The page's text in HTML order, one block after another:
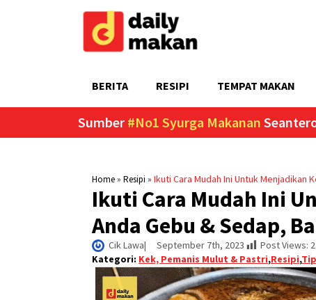
BERITA RESIPI TEMPAT MAKAN
Sumber #No1 Syurga Makanan
Home» Resipi » Ikuti Cara Mudah Ini Untuk Menjadikan
Ikuti Cara Mudah Ini
Anda Gebu & Sedap,
Cik Lawa| September 7th, 2023 Post Views:
Kategori: Kek, Pemanis Mulut & Pastri,Resipi,